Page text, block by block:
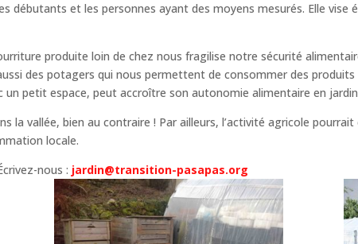
débutants et les personnes ayant des moyens mesurés. Elle vise
produite loin de chez nous fragilise notre sécurité
des potagers qui nous permettent de consommer des
un petit espace, peut accroître son autonomie alimentaire en
la vallée, bien au contraire ! Par ailleurs, l’activité agricole
locale.
nous : jardin@transition-pasapas.org